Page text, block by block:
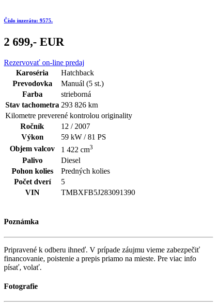
Číslo inzerátu: 9575.
2 699,- EUR
Rezervovať on-line predaj
Karoséria
Hatchback
Prevodovka
Manuál (5 st.)
Farba
strieborná
Stav tachometra 293 826 km
Kilometre preverené kontrolou originality
Ročník
12 / 2007
Výkon
59 kW / 81 PS
Objem valcov
1 422 cm3
Palivo
Diesel
Pohon kolies
Predných kolies
Počet dverí
5
VIN
TMBXFB5J283091390
Poznámka
Pripravené k odberu ihneď. V prípade záujmu vieme zabezpečiť
financovanie, poistenie a prepis priamo na mieste. Pre viac info
písať, volať.
Fotografie